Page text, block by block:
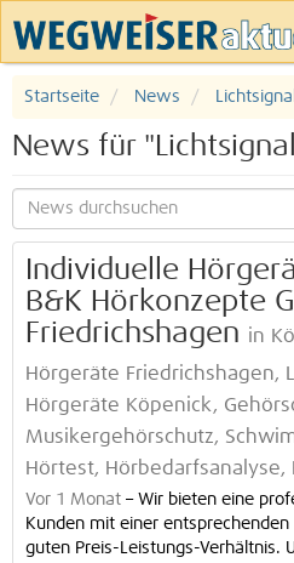
Startseite News
News für
Individuelle
B&K Hörkonzepte
Friedrichshagen in
Hörgeräte Friedrichshagen,
Hörgeräte Köpenick,
Musikergehörschutz,
Hörtest, Hörbedarfsanalyse,
Vor 1 Monat – Wir bieten eine
Kunden mit einer
guten Preis-Leistungs-Verhältnis.